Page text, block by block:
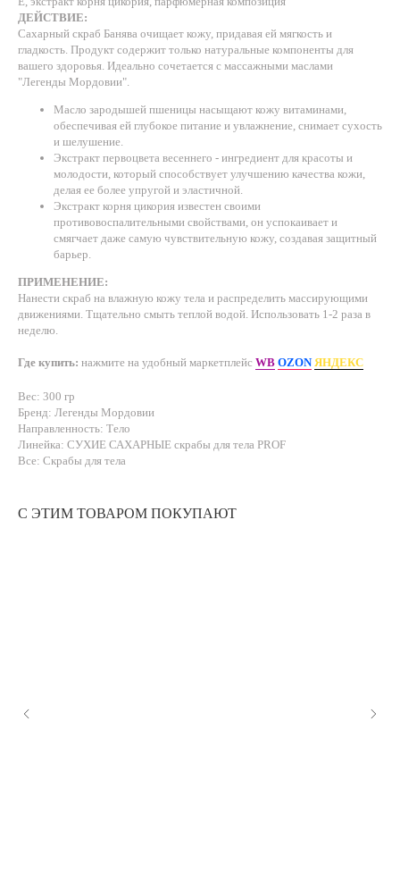
ДЕЙСТВИЕ:
Сахарный скраб Банява очищает кожу, придавая ей мягкость и
гладкость. Продукт содержит только натуральные компоненты для
вашего здоровья. Идеально сочетается с массажными маслами
"Легенды Мордовии".
Масло зародышей пшеницы насыщают кожу витаминами,
обеспечивая ей глубокое питание и увлажнение, снимает сухость
и шелушение.
Экстракт первоцвета весеннего - ингредиент для красоты и
молодости, который способствует улучшению качества кожи,
делая ее более упругой и эластичной.
Экстракт корня цикория известен своими
противовоспалительными свойствами, он успокаивает и
смягчает даже самую чувствительную кожу, создавая защитный
барьер.
ПРИМЕНЕНИЕ:
Нанести скраб на влажную кожу тела и распределить массирующими
движениями. Тщательно смыть теплой водой. Использовать 1-2 раза в
неделю.
Где купить: нажмите на удобный маркетплейс WB OZON ЯНДЕКС
Вес: 300 гр
Бренд: Легенды Мордовии
Направленность: Тело
Линейка: СУХИЕ САХАРНЫЕ скрабы для тела PROF
Все: Скрабы для тела
С ЭТИМ ТОВАРОМ ПОКУПАЮТ